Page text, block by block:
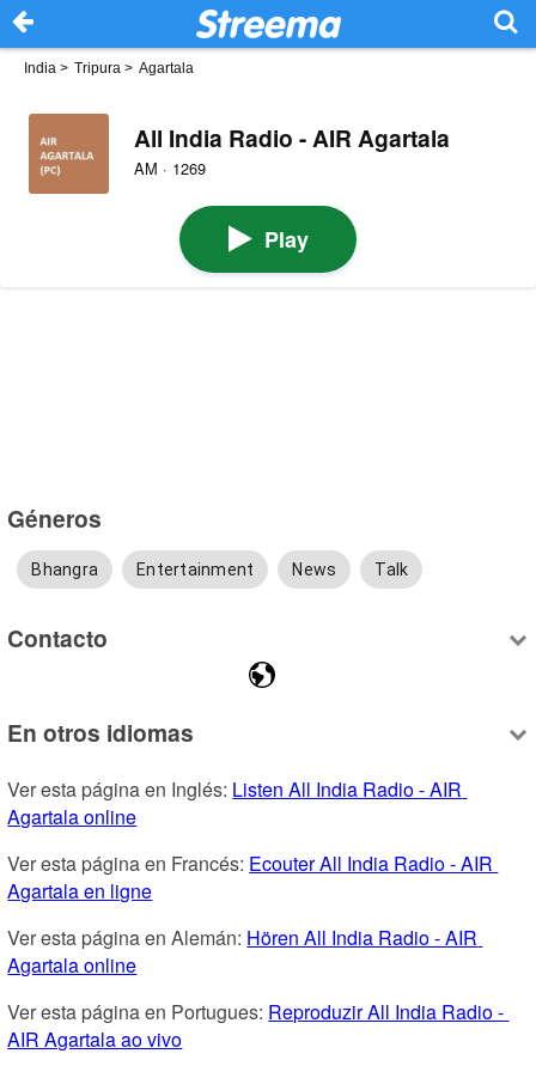
India > Tripura > Agartala
All India Radio - AIR Agartala
AM · 1269
Play
Géneros
Bhangra Entertainment News Talk
Contacto
En otros idiomas
Ver esta página en Inglés: Listen All India Radio - AIR
Agartala online
Ver esta página en Francés: Ecouter All India Radio - AIR
Agartala en ligne
Ver esta página en Alemán: Hören All India Radio - AIR
Agartala online
Ver esta página en Portugues: Reproduzir All India Radio -
AIR Agartala ao vivo